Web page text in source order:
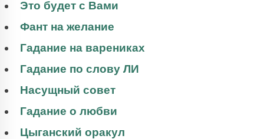
Это будет с Вами
Фант на желание
Гадание на варениках
Гадание по слову ЛИ
Насущный совет
Гадание о любви
Цыганский оракул